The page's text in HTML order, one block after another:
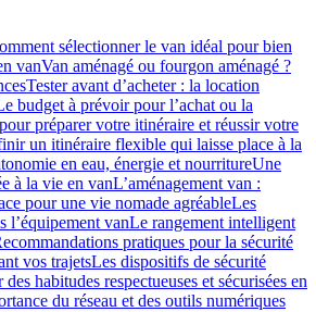
sélectionner le van idéal pour bien
vanVan aménagé ou fourgon aménagé ?
Tester avant d’acheter : la location
budget à prévoir pour l’achat ou la
préparer votre itinéraire et réussir votre
un itinéraire flexible qui laisse place à la
en eau, énergie et nourritureUne
à la vie en vanL’aménagement van :
pour une vie nomade agréableLes
l’équipement vanLe rangement intelligent
pratiques pour la sécurité
vos trajetsLes dispositifs de sécurité
habitudes respectueuses et sécurisées en
du réseau et des outils numériques